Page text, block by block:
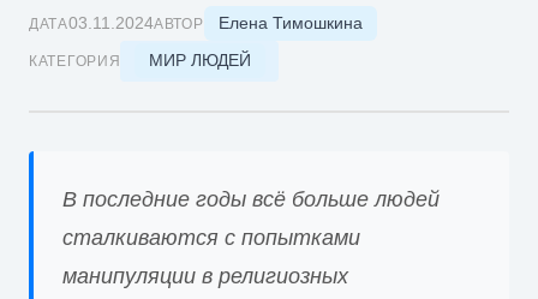
ДАТА03.11.2024АВТОР Елена Тимошкина
КАТЕГОРИЯ МИР ЛЮДЕЙ
В последние годы всё больше людей
сталкиваются с попытками
манипуляции в религиозных